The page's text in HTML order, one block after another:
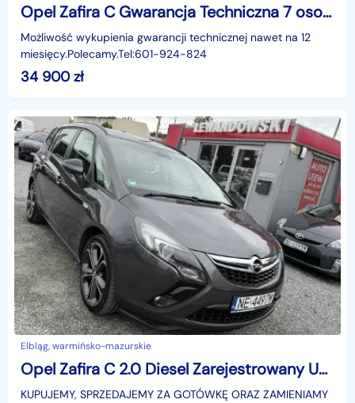
Opel Zafira C Gwarancja Techniczna 7 osobowa
Możliwość wykupienia gwarancji technicznej nawet na 12
miesięcy.Polecamy.Tel:601-924-824
34 900zł
Elbląg, warmińsko-mazurskie
Opel Zafira C 2.0 Diesel Zarejestrowany Ubezpieczony
KUPUJEMY, SPRZEDAJEMY ZA GOTÓWKĘ ORAZ ZAMIENIAMY